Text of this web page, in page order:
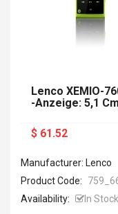
Lenco XEMIO-
-Anzeige: 5,1
$ 61.52
Manufacturer: Lenco
Product Code:
Availability:
In Stock